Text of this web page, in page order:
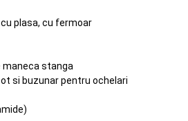
plasa, cu fermoar
maneca stanga
si buzunar pentru ochelari